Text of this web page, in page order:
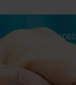
ACTIVIDADES